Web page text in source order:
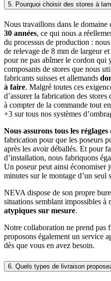
5. Pourquoi choisir des stores à
Nous travaillons dans le domaine
30 années, ce qui nous a
du processus de production :
de relevage de 8 mm de largeur
pour ne pas abîmer le cordon qui
composants de stores que nous
fabricants suisses et allemands
à faire. Malgré toutes ces
d’assurer la fabrication des
à compter de la commande tout
+3 sur tous nos systèmes
Nous assurons tous les réglages
fabrication pour que les poseurs
après les avoir déballés. Et pour
d’installation, nous fabriquons
Un poseur peut ainsi économiser
minutes sur le montage d’un seul
NEVA dispose de son propre
situations semblant impossibles à
atypiques sur mesure.
Notre collaboration ne prend pas
proposons également un service
dès que vous en avez besoin.
6. Quels types de livraison